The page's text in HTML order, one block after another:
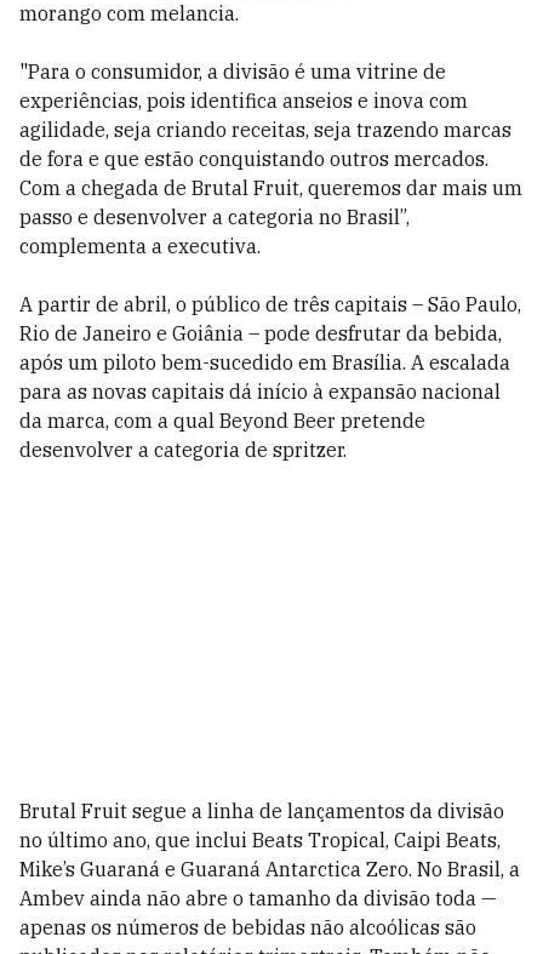
morango com melancia.
"Para o consumidor, a divisão é uma vitrine de
experiências, pois identifica anseios e inova com
agilidade, seja criando receitas, seja trazendo marcas
de fora e que estão conquistando outros mercados.
Com a chegada de Brutal Fruit, queremos dar mais um
passo e desenvolver a categoria no Brasil”,
complementa a executiva.
A partir de abril, o público de três capitais – São Paulo,
Rio de Janeiro e Goiânia – pode desfrutar da bebida,
após um piloto bem-sucedido em Brasília. A escalada
para as novas capitais dá início à expansão nacional
da marca, com a qual Beyond Beer pretende
desenvolver a categoria de spritzer.
Brutal Fruit segue a linha de lançamentos da divisão
no último ano, que inclui Beats Tropical, Caipi Beats,
Mike’s Guaraná e Guaraná Antarctica Zero. No Brasil, a
Ambev ainda não abre o tamanho da divisão toda —
apenas os números de bebidas não alcoólicas são